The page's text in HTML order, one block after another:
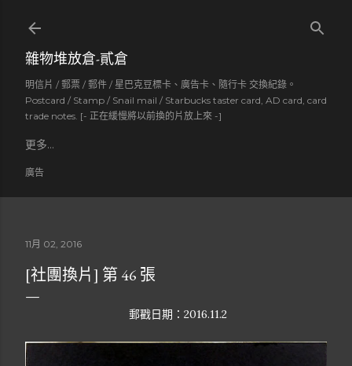
雜物堆放倉-貳倉
明信片 / 郵票 / 郵件 / 星巴克豆標卡、廣告卡、隨行卡 交換紀錄。
Postcard / Stamp / Snail mail / Starbucks taster card, AD card, card
trade notes. [- 正在緩慢將以前換的片放上來 -]
更多…
廣告
11月 02, 2016
[社團換片] 第 46 張
郵戳日期：2016.11.2